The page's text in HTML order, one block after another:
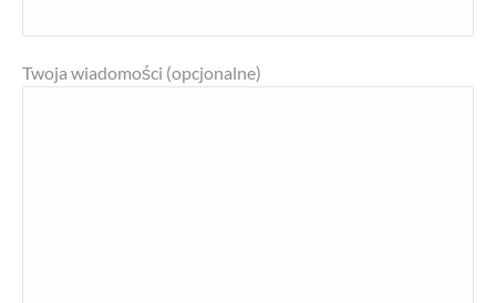
Twoja wiadomości (opcjonalne)